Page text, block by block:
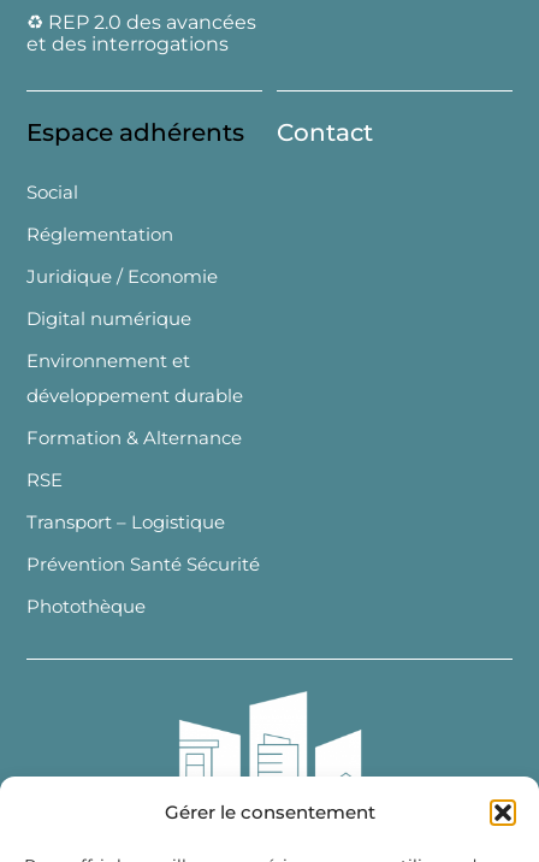
Gérer le consentement
♻️ REP 2.0 des avancées
et des interrogations
Espace adhérents
Social
Réglementation
Juridique / Economie
Digital numérique
Environnement et
développement durable
Formation & Alternance
RSE
Transport – Logistique
Prévention Santé Sécurité
Photothèque
Contact